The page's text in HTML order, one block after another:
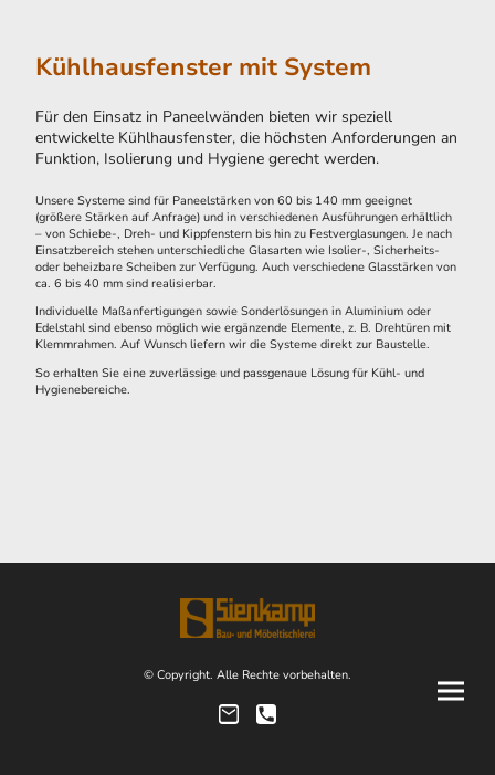
Kühlhausfenster mit System
Für den Einsatz in Paneelwänden bieten wir speziell
entwickelte Kühlhausfenster, die höchsten Anforderungen an
Funktion, Isolierung und Hygiene gerecht werden.
Unsere Systeme sind für Paneelstärken von 60 bis 140 mm geeignet
(größere Stärken auf Anfrage) und in verschiedenen Ausführungen erhältlich
– von Schiebe-, Dreh- und Kippfenstern bis hin zu Festverglasungen. Je nach
Einsatzbereich stehen unterschiedliche Glasarten wie Isolier-, Sicherheits-
oder beheizbare Scheiben zur Verfügung. Auch verschiedene Glasstärken von
ca. 6 bis 40 mm sind realisierbar.
Individuelle Maßanfertigungen sowie Sonderlösungen in Aluminium oder
Edelstahl sind ebenso möglich wie ergänzende Elemente, z. B. Drehtüren mit
Klemmrahmen. Auf Wunsch liefern wir die Systeme direkt zur Baustelle.
So erhalten Sie eine zuverlässige und passgenaue Lösung für Kühl- und
Hygienebereiche.
© Copyright. Alle Rechte vorbehalten.